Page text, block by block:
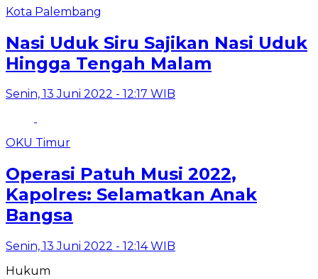
Kota Palembang
Nasi Uduk Siru Sajikan Nasi Uduk
Hingga Tengah Malam
Senin, 13 Juni 2022 - 12:17 WIB
OKU Timur
Operasi Patuh Musi 2022,
Kapolres: Selamatkan Anak
Bangsa
Senin, 13 Juni 2022 - 12:14 WIB
Hukum